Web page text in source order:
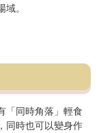
。
「同時角落」輕食
同時也可以變身作